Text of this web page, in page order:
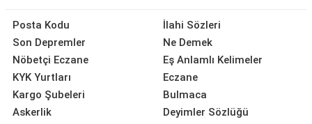
Posta Kodu
Son Depremler
Nöbetçi Eczane
KYK Yurtları
Kargo Şubeleri
Askerlik
İlahi Sözleri
Ne Demek
Eş Anlamlı Kelimeler
Eczane
Bulmaca
Deyimler Sözlüğü